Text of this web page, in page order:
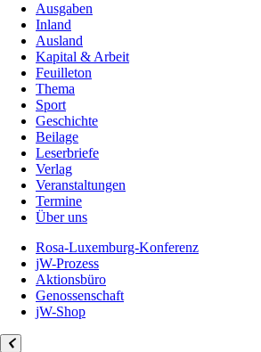
Ausgaben
Inland
Ausland
Kapital & Arbeit
Feuilleton
Thema
Sport
Geschichte
Beilage
Leserbriefe
Verlag
Veranstaltungen
Termine
Über uns
Rosa-Luxemburg-Konferenz
jW-Prozess
Aktionsbüro
Genossenschaft
jW-Shop